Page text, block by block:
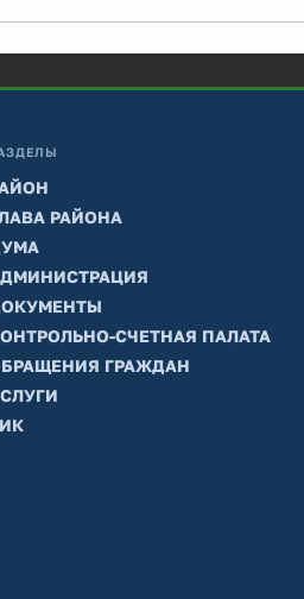
РАЙОНА
СЧЕТНАЯ ПАЛАТА
ГРАЖДАН